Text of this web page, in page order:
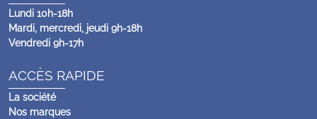
Lundi 10h-18h
Mardi, mercredi, jeudi 9h-18h
Vendredi 9h-17h
ACCÈS RAPIDE
La société
Nos marques